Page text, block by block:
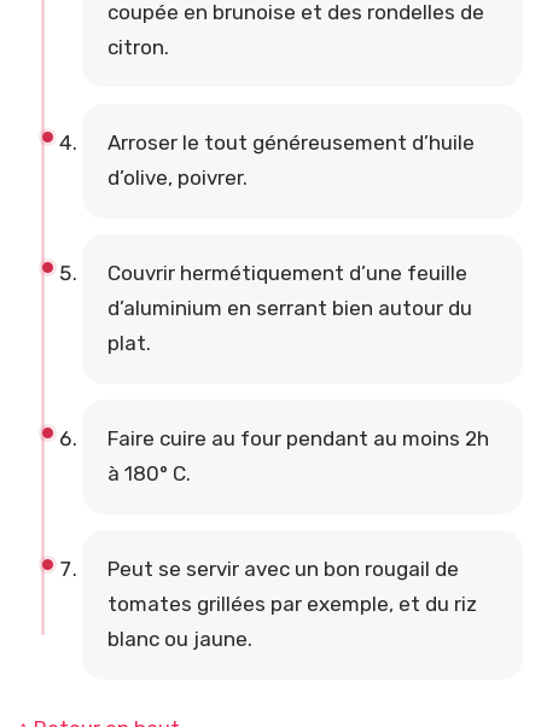
coupée en brunoise et des rondelles de
citron.
Arroser le tout généreusement d’huile
d’olive, poivrer.
Couvrir hermétiquement d’une feuille
d’aluminium en serrant bien autour du
plat.
Faire cuire au four pendant au moins 2h
à 180° C.
Peut se servir avec un bon rougail de
tomates grillées par exemple, et du riz
blanc ou jaune.